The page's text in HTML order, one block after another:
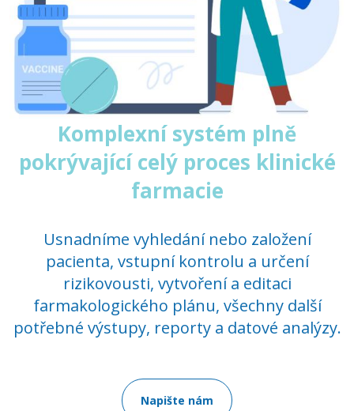
Komplexní systém plně
pokrývající celý proces klinické
farmacie
Usnadníme vyhledání nebo založení
pacienta, vstupní kontrolu a určení
rizikovousti, vytvoření a editaci
farmakologického plánu, všechny další
potřebné výstupy, reporty a datové analýzy.
Napište nám